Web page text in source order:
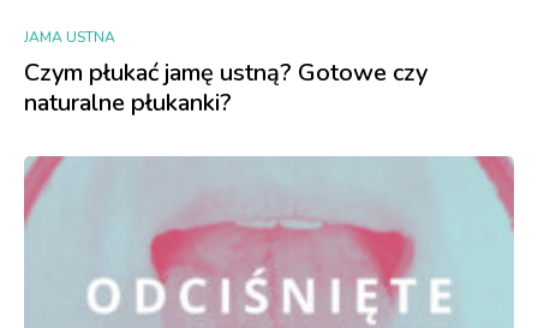
JAMA USTNA
Czym płukać jamę ustną? Gotowe czy
naturalne płukanki?